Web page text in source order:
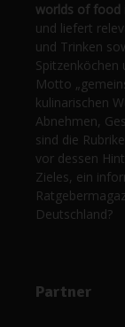
worlds of food
und liefert
und Trinken
Spitzenköchen
Motto
kulinarischen
Abnehmen,
sind die
vor dessen
Zieles, ein
Deutschland?
Partner